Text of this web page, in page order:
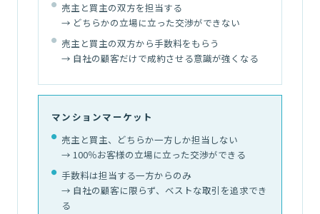
売主と買主の双方を担当する
→ どちらかの立場に立った交渉ができない
売主と買主の双方から手数料をもらう
→ 自社の顧客だけで成約させる意識が強くなる
マンションマーケット
売主と買主、どちらか一方しか担当しない
→ 100％お客様の立場に立った交渉ができる
手数料は担当する一方からのみ
→ 自社の顧客に限らず、ベストな取引を追求でき
る